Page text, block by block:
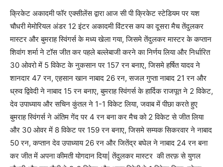
‎क्रिकेट अकादमी फॉर एक्सीलेंस द्वारा आज सी पी क्रिकेट स्टेडियम पर यश
चौधरी मेमोरियल अंडर 12 इंटर अकादमी विंटरस कप का दूसरा मैच तेंदुलकर
मास्टर और बुमराह स्विंगर्स के मध्य खेला गया, जिसमे तेंदुलकर मास्टर के कप्तान
शिवांग शर्मा ने टॉस जीत कर पहले बल्लेबाजी करने का निर्णय लिया और निर्धारित
30 ओवरो में 5 विकेट के नुकसान पर 157 रन बनाए, जिसमे हर्षित यादव ने
शानदार 47 रन, एहसान खान नाबाद 26 रन, सजल गुप्ता नाबाद 21 रन और
ध्रुव द्विवेदी ने नाबाद 15 रन बनाए, बुमराह स्विंगर्स के हार्दिक राजपूत ने 2 विकेट,
देव उपाध्याय और सचिन कुंतल ने 1-1 विकेट लिया, जवाब में पीछा करते हुए
बुमराह स्विंगर्स ने अंतिम गेंद पर 4 रन बना कर मैच को 2 विकेट से जीत लिया
और 30 ओवर में 8 विकेट पर 159 रन बनाए, जिसमे सम्यक सिकरवार ने नाबाद
50 रन, कप्तान देव उपाध्याय 26 रन और जितेंद्र बघेल ने नाबाद 24 रन बना
कर जीत में अपना कीमती योगदान दिया| तेंदुलकर मास्टर की तरफ़ से युगल